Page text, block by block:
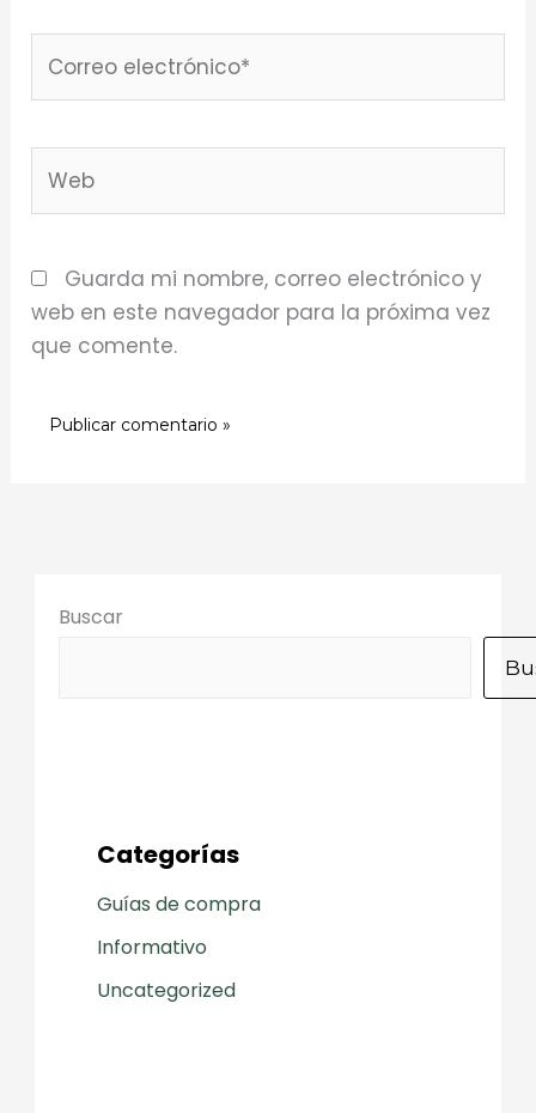
electrónico*
Guarda mi nombre, correo electrónico y
web en este navegador para la próxima vez
que comente.
Buscar
Categorías
Guías de compra
Informativo
Uncategorized